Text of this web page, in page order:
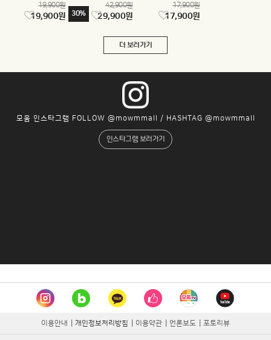
19,900원
19,900원 30%
42,900원
29,900원
17,900원
17,900원
더 보러가기
모움 인스타그램 FOLLOW @mowmmall / HASHTAG @mowmmall
인스타그램 보러가기
이용안내 개인정보처리방침 이용약관 언론보도 포토리뷰